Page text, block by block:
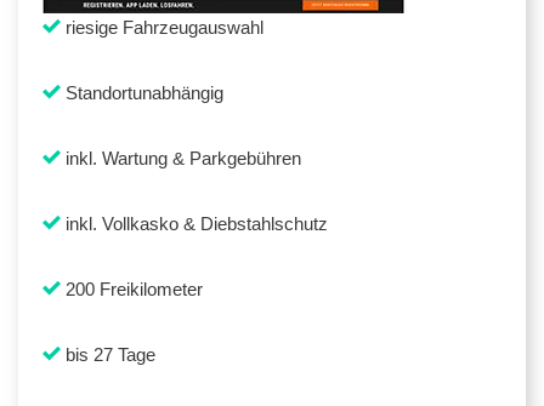
riesige Fahrzeugauswahl
Standortunabhängig
inkl. Wartung & Parkgebühren
inkl. Vollkasko & Diebstahlschutz
200 Freikilometer
bis 27 Tage